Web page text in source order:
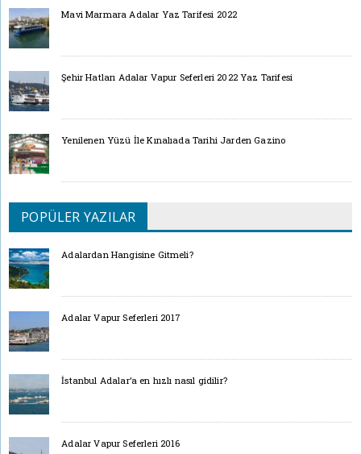
Mavi Marmara Adalar Yaz Tarifesi 2022
Şehir Hatları Adalar Vapur Seferleri 2022 Yaz Tarifesi
Yenilenen Yüzü İle Kınalıada Tarihi Jarden Gazino
POPÜLER YAZILAR
Adalardan Hangisine Gitmeli?
Adalar Vapur Seferleri 2017
İstanbul Adalar’a en hızlı nasıl gidilir?
Adalar Vapur Seferleri 2016